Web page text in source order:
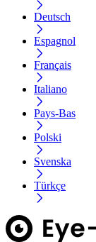
Deutsch
Espagnol
Français
Italiano
Pays-Bas
Polski
Svenska
Türkçe